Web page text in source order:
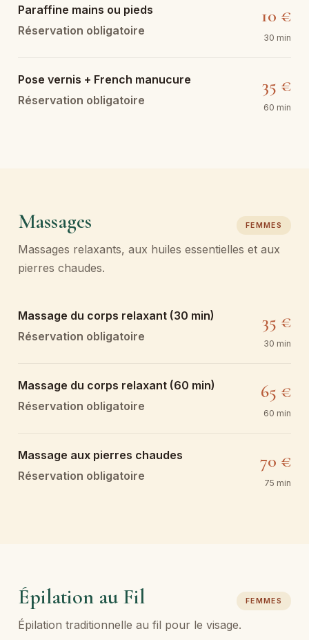
Paraffine mains ou pieds
Réservation obligatoire
10 €
30 min
Pose vernis + French manucure
Réservation obligatoire
35 €
60 min
Massages FEMMES
Massages relaxants, aux huiles essentielles et aux
pierres chaudes.
Massage du corps relaxant (30 min)
Réservation obligatoire
35 €
30 min
Massage du corps relaxant (60 min)
Réservation obligatoire
65 €
60 min
Massage aux pierres chaudes
Réservation obligatoire
70 €
75 min
Épilation au Fil FEMMES
Épilation traditionnelle au fil pour le visage.